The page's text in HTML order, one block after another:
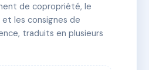
Saint-Martin
lots 🏗 6 bâtiment(s)
Digital 💬 WhatsApp
de copropriété, le
les consignes de
traduits en plusieurs